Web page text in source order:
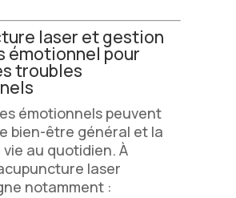
laser et gestion
émotionnel pour
troubles
émotionnels peuvent
bien-être général et la
au quotidien. À
laser
notamment :